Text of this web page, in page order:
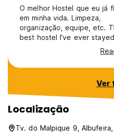
O melhor Hostel que eu já
em minha vida. Limpeza,
organização, equipe, etc.
best hostel I've ever
Cleanliness, organization,
Ver
Localização
Tv. do Malpique 9,